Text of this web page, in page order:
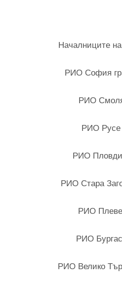
Началниците
РИО София
РИО
РИО Русе
РИО
РИО Стара
РИО
РИО
РИО Велико